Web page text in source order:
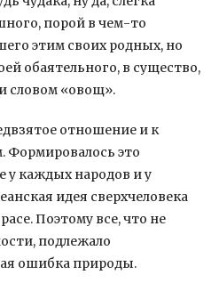
порой в чем-то
этим своих родных, но
обаятельного, в существо,
словом «овощ».
отношение и к
Формировалось это
у каждых народов и у
идея сверхчеловека
Поэтому все, что не
подлежало
ошибка природы.